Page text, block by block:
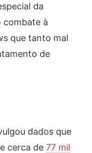
da
combate à
que tanto mal
de
dados que
cerca de 77 mil